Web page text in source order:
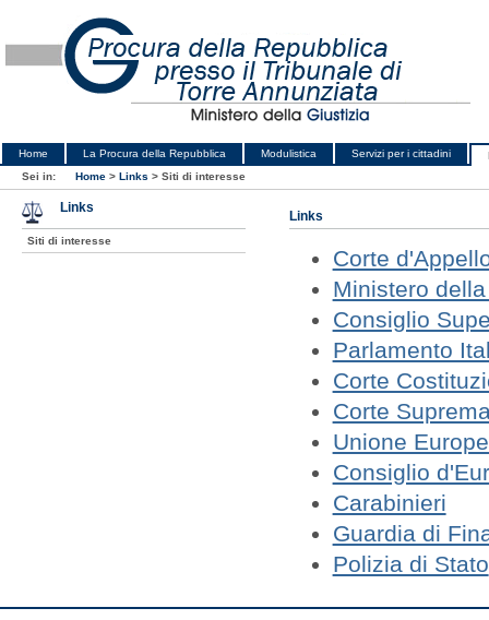
Home La Procura della Repubblica Modulistica Servizi per i cittadini
Sei in:
Home > Links > Siti di interesse
Links
Corte
Ministero
Consiglio
Parlamento
Corte
Corte
Unione
Consiglio
Carabinieri
Guardia di
Polizia di Stato
Links
Siti di interesse